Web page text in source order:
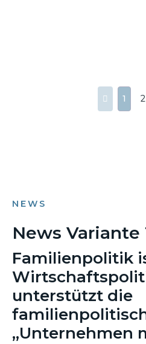
1 2
NEWS
News Variante
Familienpolitik
unterstützt die
„Unternehmen